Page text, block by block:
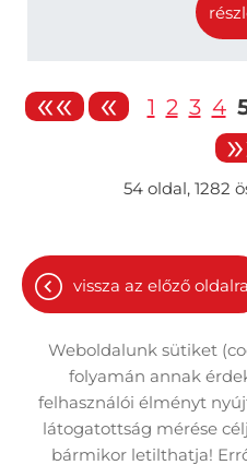
«« « 1 2 3 4
54 oldal, 1282
vissza az előző
Oldal információk
Weboldalunk sütiket
folyamán annak
felhasználói élményt
látogatottság mérése
bármikor letilthatja!